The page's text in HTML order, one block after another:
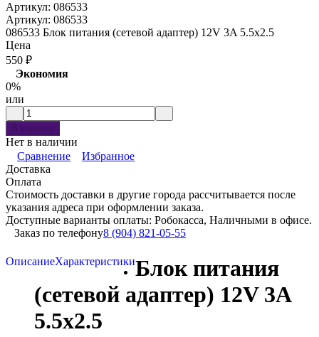
Артикул: 086533
Артикул: 086533
086533 Блок питания (сетевой адаптер) 12V 3A 5.5x2.5
Цена
550 ₽
Экономия
0%
или
В корзину
Нет в наличии
Сравнение
Избранное
Доставка
Оплата
Стоимость доставки в другие города рассчитывается после
указания адреса при оформлении заказа.
Доступные варианты оплаты: Робокасса, Наличными в офисе.
Заказ по телефону8 (904) 821-05-55
ОписаниеХарактеристикиБлок питания
(сетевой адаптер) 12V 3A
5.5x2.5